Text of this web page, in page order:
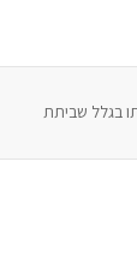
בגלל שביתת